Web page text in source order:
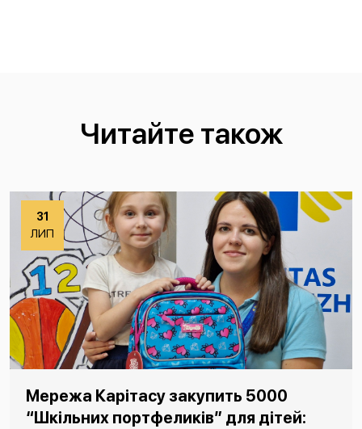
Читайте також
31
ЛИП
Мережа Карітасу закупить 5000
“Шкільних портфеликів” для дітей: